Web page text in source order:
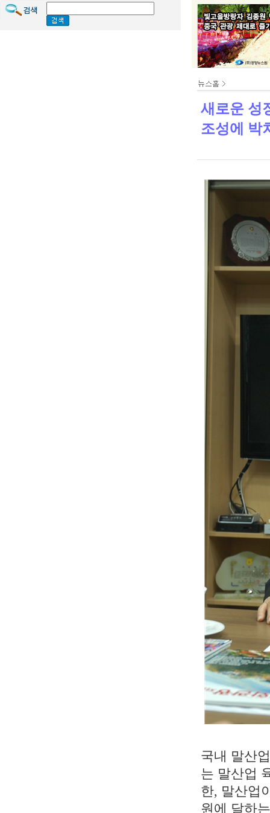
새로운 성
조성에 박
국내 말산
는 말산업
한, 말산업
원에 달하